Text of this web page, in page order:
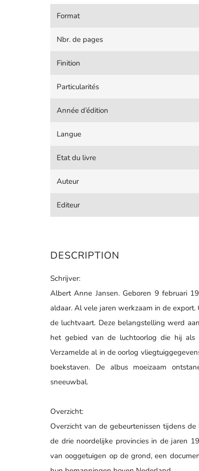
Format
Nbr. de pages
Finition
Particularités
Année d’édition
Langue
Etat du livre
Auteur
Editeur
DESCRIPTION
Schrijver:
Albert Anne Jansen. Geboren 9 februari
aldaar. Al vele jaren werkzaam in de
de luchtvaart. Deze belangstelling werd
het gebied van de luchtoorlog die hij als
Verzamelde al in de oorlog
boekstaven. De albus moeizaam
sneeuwbal.
Overzicht:
Overzicht van de gebeurtenissen tijdens
de drie noordelijke provincies in de jaren
van ooggetuigen op de grond, een